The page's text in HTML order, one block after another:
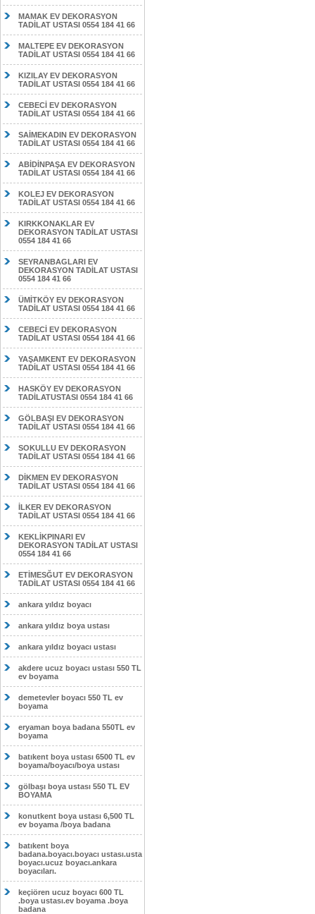
MAMAK EV DEKORASYON
TADİLAT USTASI 0554 184 41 66
MALTEPE EV DEKORASYON
TADİLAT USTASI 0554 184 41 66
KIZILAY EV DEKORASYON
TADİLAT USTASI 0554 184 41 66
CEBECİ EV DEKORASYON
TADİLAT USTASI 0554 184 41 66
SAİMEKADIN EV DEKORASYON
TADİLAT USTASI 0554 184 41 66
ABİDİNPAŞA EV DEKORASYON
TADİLAT USTASI 0554 184 41 66
KOLEJ EV DEKORASYON
TADİLAT USTASI 0554 184 41 66
KIRKKONAKLAR EV
DEKORASYON TADİLAT USTASI
0554 184 41 66
SEYRANBAGLARI EV
DEKORASYON TADİLAT USTASI
0554 184 41 66
ÜMİTKÖY EV DEKORASYON
TADİLAT USTASI 0554 184 41 66
CEBECİ EV DEKORASYON
TADİLAT USTASI 0554 184 41 66
YAŞAMKENT EV DEKORASYON
TADİLAT USTASI 0554 184 41 66
HASKÖY EV DEKORASYON
TADİLATUSTASI 0554 184 41 66
GÖLBAŞI EV DEKORASYON
TADİLAT USTASI 0554 184 41 66
SOKULLU EV DEKORASYON
TADİLAT USTASI 0554 184 41 66
DİKMEN EV DEKORASYON
TADİLAT USTASI 0554 184 41 66
İLKER EV DEKORASYON
TADİLAT USTASI 0554 184 41 66
KEKLİKPINARI EV
DEKORASYON TADİLAT USTASI
0554 184 41 66
ETİMESĞUT EV DEKORASYON
TADİLAT USTASI 0554 184 41 66
ankara yıldız boyacı
ankara yıldız boya ustası
ankara yıldız boyacı ustası
akdere ucuz boyacı ustası 550 TL
ev boyama
demetevler boyacı 550 TL ev
boyama
eryaman boya badana 550TL ev
boyama
batıkent boya ustası 6500 TL ev
boyama/boyacı/boya ustası
gölbaşı boya ustası 550 TL EV
BOYAMA
konutkent boya ustası 6,500 TL
ev boyama /boya badana
batıkent boya
badana.boyacı.boyacı ustası.usta
boyacı.ucuz boyacı.ankara
boyacıları.
keçiören ucuz boyacı 600 TL
.boya ustası.ev boyama .boya
badana